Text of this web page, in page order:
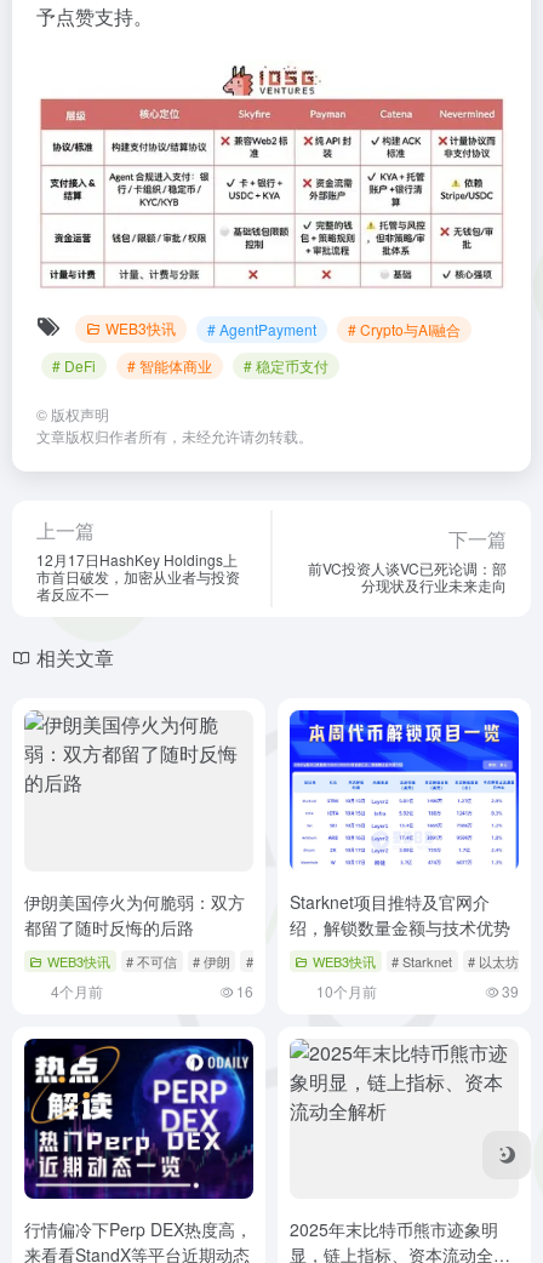
予点赞支持。
WEB3快讯 # AgentPayment
# Crypto与AI融合
# DeFi
# 智能体商业 # 稳定币支付
© 版权声明
文章版权归作者所有，未经允许请勿转载。
上一篇
12月17日HashKey Holdings上
市首日破发，加密从业者与投资
者反应不一
下一篇
前VC投资人谈VC已死论调：部
分现状及行业未来走向
相关文章
伊朗美国停火为何脆弱：双方
都留了随时反悔的后路
WEB3快讯 # 不可信 # 伊朗 # 停火
4个月前 16
Starknet项目推特及官网介
绍，解锁数量金额与技术优势
WEB3快讯 # Starknet # 以太坊
10个月前 39
行情偏冷下Perp DEX热度高，
来看看StandX等平台近期动态
2025年末比特币熊市迹象明
显，链上指标、资本流动全解